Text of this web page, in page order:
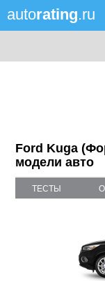
autorating.ru
Ford Kuga
модели авто
ТЕСТЫ